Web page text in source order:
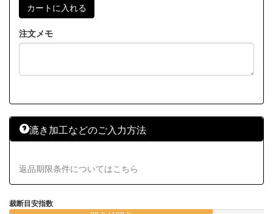
裁断目安指数
注文メモ
漉き加工などのご入力方法
返品期限条件についてはこちら